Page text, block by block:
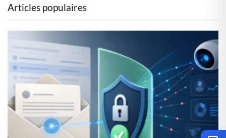
Articles populaires